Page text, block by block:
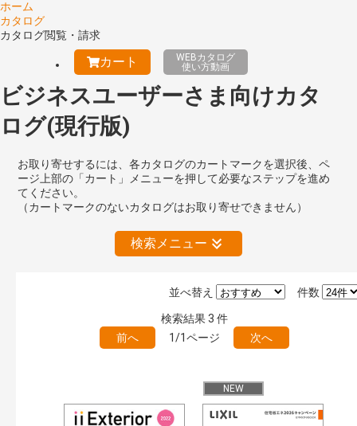
ホーム
カタログ
カタログ閲覧・請求
カート
WEBカタログ
使い方動画
ビジネスユーザーさま向けカタ
ログ(現行版)
お取り寄せするには、各カタログのカートマークを選択後、ペ
ージ上部の「カート」メニューを押して必要なステップを進め
てください。
（カートマークのないカタログはお取り寄せできません）
検索メニュー
絞り込みの解除
旧版（WEBカタログ）
キーワード検索（あいまい）
件数
並べ替え
検索結果3 件
前へ
1/1ページ 次へ
NEW